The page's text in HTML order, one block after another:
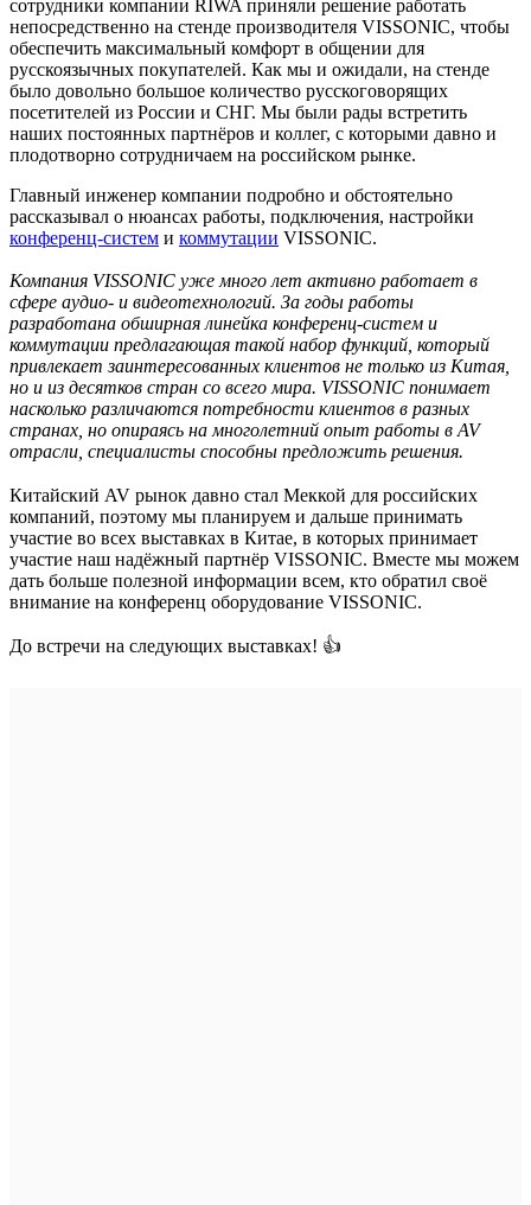
сотрудники компании RIWA приняли решение работать
непосредственно на стенде производителя VISSONIC, чтобы
обеспечить максимальный комфорт в общении для
русскоязычных покупателей. Как мы и ожидали, на стенде
было довольно большое количество русскоговорящих
посетителей из России и СНГ. Мы были рады встретить
наших постоянных партнёров и коллег, с которыми давно и
плодотворно сотрудничаем на российском рынке.
Главный инженер компании подробно и обстоятельно
рассказывал о нюансах работы, подключения, настройки
конференц-систем и коммутации VISSONIC.
Компания VISSONIC уже много лет активно работает в
сфере аудио- и видеотехнологий. За годы работы
разработана обширная линейка конференц-систем и
коммутации предлагающая такой набор функций, который
привлекает заинтересованных клиентов не только из Китая,
но и из десятков стран со всего мира. VISSONIC понимает
насколько различаются потребности клиентов в разных
странах, но опираясь на многолетний опыт работы в AV
отрасли, специалисты способны предложить решения.
Китайский AV рынок давно стал Меккой для российских
компаний, поэтому мы планируем и дальше принимать
участие во всех выставках в Китае, в которых принимает
участие наш надёжный партнёр VISSONIC. Вместе мы можем
дать больше полезной информации всем, кто обратил своё
внимание на конференц оборудование VISSONIC.
До встречи на следующих выставках! 👍